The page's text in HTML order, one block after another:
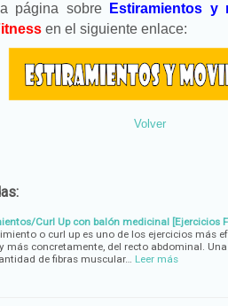
página sobre Estiramientos y
en el siguiente enlace:
Volver
Curl Up con balón medicinal [Ejercicios
o curl up es uno de los ejercicios más
más concretamente, del recto abdominal.
de fibras muscular… Leer más